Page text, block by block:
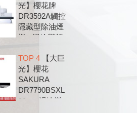
光】櫻花牌
DR3592A觸控
隱藏型除油煙
機 - 渦輪變頻
TOP 4【大巨
光】櫻花
SAKURA
DR7790BSXL
90cm 渦輪變